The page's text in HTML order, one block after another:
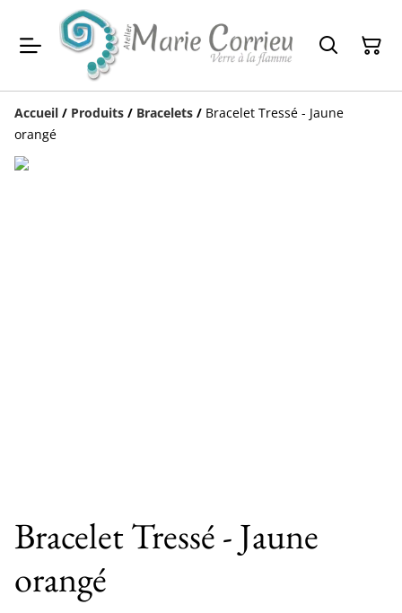
Accueil / Produits / Bracelets / Bracelet Tressé - Jaune
orangé
Bracelet Tressé - Jaune
orangé